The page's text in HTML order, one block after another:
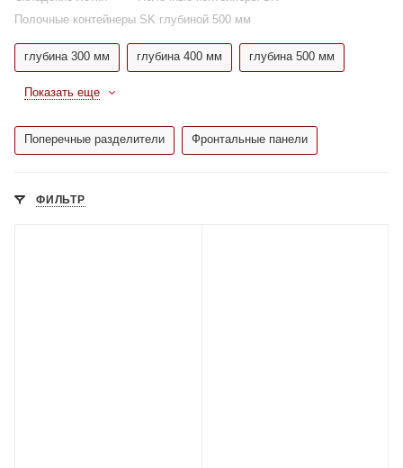
Полочные контейнеры SK глубиной 500 мм
глубина 300 мм глубина 400 мм глубина 500 мм
Показать еще
Поперечные разделители Фронтальные панели
ФИЛЬТР